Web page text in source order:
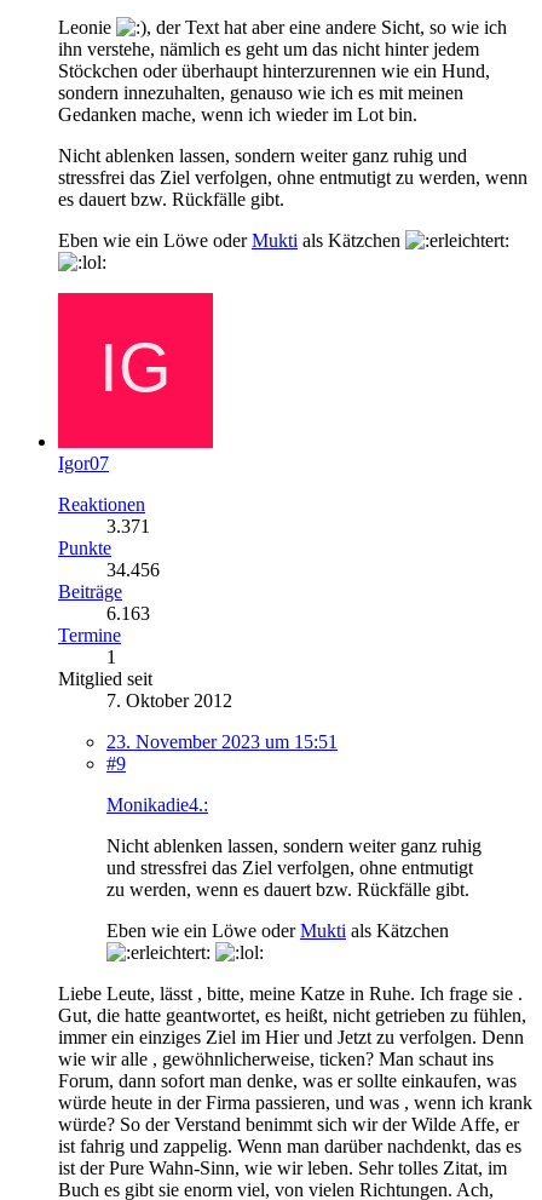
Leonie
, der Text hat aber eine andere Sicht, so wie ich
ihn verstehe, nämlich es geht um das nicht hinter jedem
Stöckchen oder überhaupt hinterzurennen wie ein Hund,
sondern innezuhalten, genauso wie ich es mit meinen
Gedanken mache, wenn ich wieder im Lot bin.
Nicht ablenken lassen, sondern weiter ganz ruhig und
stressfrei das Ziel verfolgen, ohne entmutigt zu werden, wenn
es dauert bzw. Rückfälle gibt.
Eben wie ein Löwe oderMukti als Kätzchen
Igor07
Reaktionen
3.371
Punkte
34.456
Beiträge
6.163
Termine
1
Mitglied seit
7. Oktober 2012
23. November 2023 um 15:51
#9
Monikadie4.:
Nicht ablenken lassen, sondern weiter ganz ruhig
und stressfrei das Ziel verfolgen, ohne entmutigt
zu werden, wenn es dauert bzw. Rückfälle gibt.
Eben wie ein Löwe oderMukti als Kätzchen
Liebe Leute, lässt , bitte, meine Katze in Ruhe. Ich frage sie .
Gut, die hatte geantwortet, es heißt, nicht getrieben zu fühlen,
immer ein einziges Ziel im Hier und Jetzt zu verfolgen. Denn
wie wir alle , gewöhnlicherweise, ticken? Man schaut ins
Forum, dann sofort man denke, was er sollte einkaufen, was
würde heute in der Firma passieren, und was , wenn ich krank
würde? So der Verstand benimmt sich wir der Wilde Affe, er
ist fahrig und zappelig. Wenn man darüber nachdenkt, das es
ist der Pure Wahn-Sinn, wie wir leben. Sehr tolles Zitat, im
Buch es gibt sie enorm viel, von vielen Richtungen. Ach,